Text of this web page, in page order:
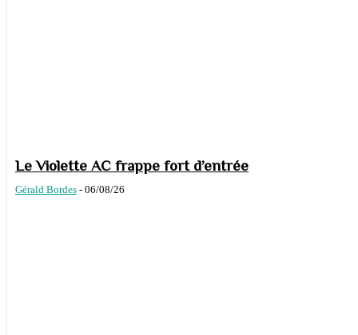
Le Violette AC frappe fort d’entrée
Gérald Bordes - 06/08/26